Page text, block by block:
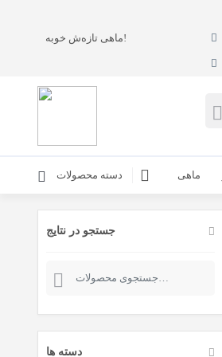
ماهی تازه‌ش خوبه!
دسته محصولات ماهی
جستجو در نتایج
جستجو
دسته ها